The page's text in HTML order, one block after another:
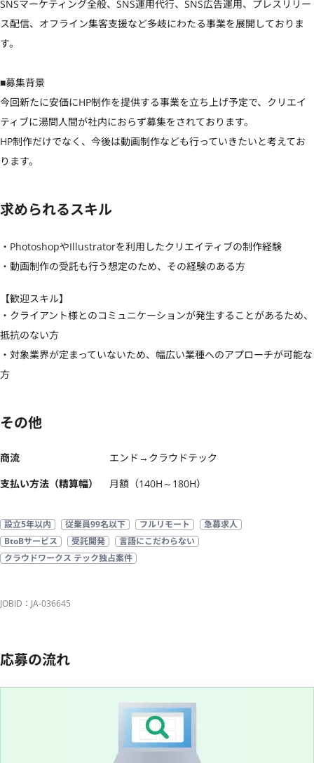
SNSマーケティング全般、SNS運用代行、SNS広告運用、プレスリリー
ス配信、オフライン集客支援など多岐にわたる事業を展開しておりま
す。
■募集背景
今回新たに安価にHP制作を提供する事業を立ち上げ予定で、クリエイ
ティブに湯問人間が社内におらず募集をされております。
HP制作だけでなく、今後は動画制作なども行っていきたいと考えてお
ります。
求められるスキル
・PhotoshopやIllustratorを利用したクリエイティブの制作経験
・動画制作の受託も行う想定のため、その経験のある方
【歓迎スキル】
・クライアント様とのコミュニケーションが発生することがあるため、
抵抗のない方
・対象業界が定まっていないため、幅広い業種へのアプローチが可能な
方
その他
商流
エンド→クラウドテック
支払い方法（精算幅）
月額（140H～180H）
設立5年以内 従業員99名以下 フルリモート
急募求人
BtoBサービス
受託開発
言語にこだわらない
クラウドワークス テック独占案件
JOBID：JA-036645
応募の流れ